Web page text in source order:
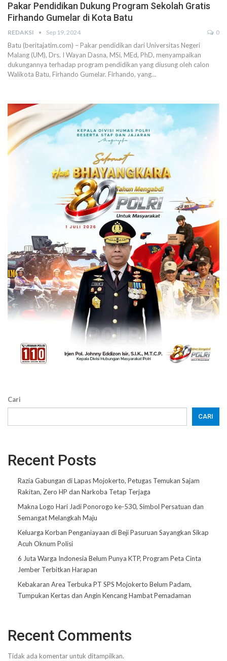
Pakar Pendidikan Dukung Program Sekolah Gratis
Firhando Gumelar di Kota Batu
REDAKSI Sep 19, 2024 0
Batu (beritajatim.com) – Pakar pendidikan dari Universitas Negeri
Malang (UM), Drs. I Wayan Dasna, MSi, MEd, PhD, menyampaikan
dukungannya terhadap program pendidikan yang diusung oleh calon
Walikota Batu, Firhando Gumelar. Firhando, yang…
Cari
CARI
Recent Posts
Razia Gabungan di Lapas Mojokerto, Petugas Temukan Sajam
Rakitan, Zero HP dan Narkoba Tetap Terjaga
Makna Logo Hari Jadi Ponorogo ke-530, Simbol Persatuan dan
Semangat Melangkah Maju
Keluarga Korban Penganiayaan di Beji Pasuruan Sayangkan Sikap
Acuh Oknum Polisi
6 Juta Warga Indonesia Belum Punya KTP, Program Peta Cinta
Jember Terbitkan Harapan
Kebakaran Area Terbuka PT SPS Mojokerto Belum Padam,
Tumpukan Kertas dan Angin Kencang Hambat Pemadaman
Recent Comments
Tidak ada komentar untuk ditampilkan.